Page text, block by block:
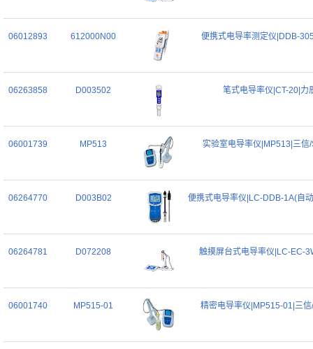
06012893 612000N00 便携式电导率测定仪|DDB-
06263858 D003502 笔式电导率仪|CT-20|力
06001739 MP513 实验室电导率仪|MP513|三信
06264770 D003B02 便携式电导率仪|LC-DDB-1A(自
06264781 D072208 触摸屏台式电导率仪|LC-EC-
06001740 MP515-01 精密电导率仪|MP515-01|三